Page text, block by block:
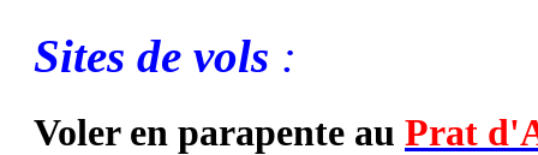
Sites de vols :
Voler en parapente au Prat